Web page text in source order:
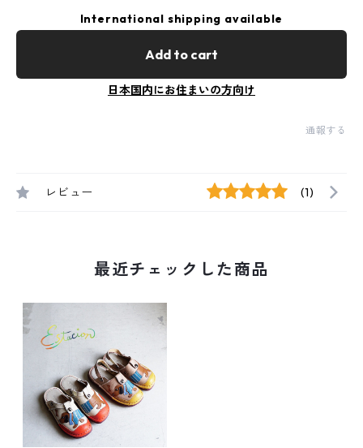
International shipping available
Add to cart
日本国内にお住まいの方向け
通報する
レビュー (1)
最近チェックした商品